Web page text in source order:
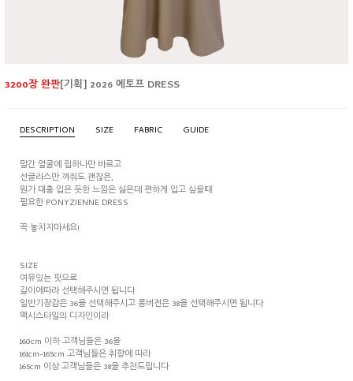
3200장 완판[기획] 2026 에토프 DRESS
DESCRIPTION SIZE FABRIC GUIDE
말간 얼굴에 립하나만 바르고
선글라스만 껴줘도 괜찮은,
뭔가 대충 입은 듯한 느낌은 싫은데 편하게 입고 싶을때
필요한 PONYZIENNE DRESS
꼭 놓치지마세요!
SIZE
여유있는 핏으로
길이에따라 선택해주시면 됩니다
일반기장감은 36을 선택해주시고 롱버전은 38을 선택해주시면 됩니다
맥시스타일의 디자인이라
160cm 이하 고객님들은 36을
161cm-165cm 고객님들은 취향에 따라
165cm 이상 고객님들은 38을 추천드립니다